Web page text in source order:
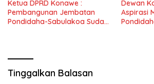
Ketua DPRD Konawe :
Pembangunan Jembatan
Pondidaha-Sabulakoa Sudah
Dewan
Aspirasi
Tinggalkan Balasan